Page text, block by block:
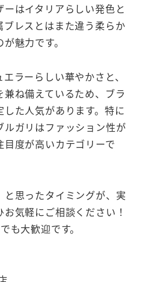
はイタリアらしい発色と
レスとはまた違う柔らか
魅力です。
ラーらしい華やかさと、
ね備えているため、ブラ
た人気があります。特に
ガリはファッション性が
度が高いカテゴリーで
と思ったタイミングが、実
気軽にご相談ください！
も大歓迎です。